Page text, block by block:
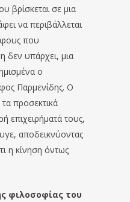
βρίσκεται σε μια
να περιβάλλεται
που
δεν υπάρχει, μια
ο
Παρμενίδης. Ο
προσεκτικά
επιχειρήματά τους,
αποδεικνύοντας
η κίνηση όντως
φιλοσοφίας του